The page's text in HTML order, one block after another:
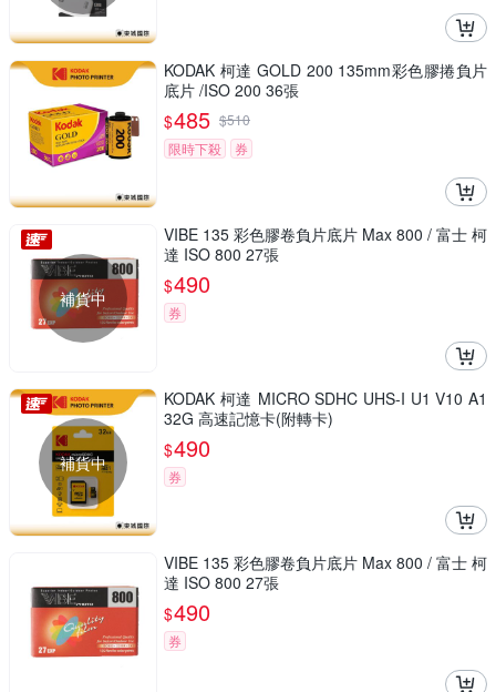
KODAK 柯達 GOLD 200 135mm彩色膠捲負片
底片 /ISO 200 36張
$485 $510
限時下殺
券
補貨中
VIBE 135 彩色膠卷負片底片 Max 800 / 富士 柯
達 ISO 800 27張
$490
券
補貨中
KODAK 柯達 MICRO SDHC UHS-I U1 V10 A1
32G 高速記憶卡(附轉卡)
$490
券
VIBE 135 彩色膠卷負片底片 Max 800 / 富士 柯
達 ISO 800 27張
$490
券